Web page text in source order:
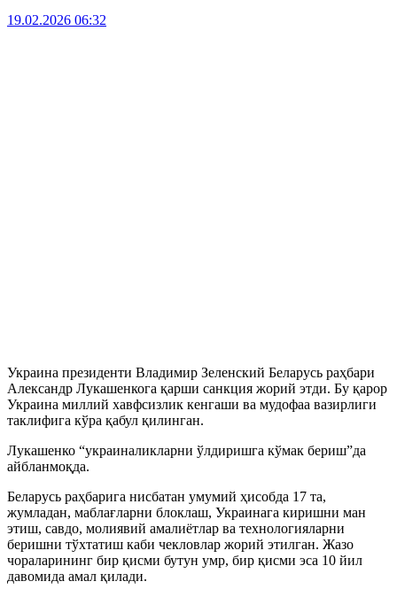
19.02.2026 06:32
Украина президенти Владимир Зеленский Беларусь раҳбари
Александр Лукашенкога қарши санкция жорий этди. Бу қарор
Украина миллий хавфсизлик кенгаши ва мудофаа вазирлиги
таклифига кўра қабул қилинган.
Лукашенко “украиналикларни ўлдиришга кўмак бериш”да
айбланмоқда.
Беларусь раҳбарига нисбатан умумий ҳисобда 17 та,
жумладан, маблағларни блоклаш, Украинага киришни ман
этиш, савдо, молиявий амалиётлар ва технологияларни
беришни тўхтатиш каби чекловлар жорий этилган. Жазо
чораларининг бир қисми бутун умр, бир қисми эса 10 йил
давомида амал қилади.